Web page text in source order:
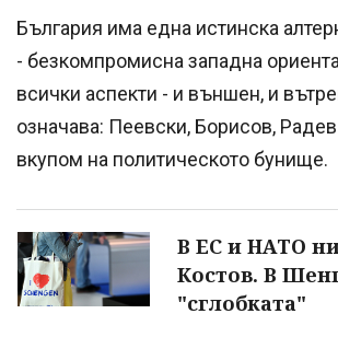
България има една истинска
- безкомпромисна западна
всички аспекти - и външен, и
означава: Пеевски, Борисов,
вкупом на политическото бунище.
В ЕС и НАТО
Костов. В
"сглобката"